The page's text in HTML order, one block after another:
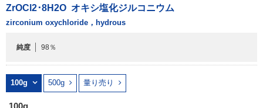
ZrOCl 2･8H2O オキシ塩化ジルコニウム
zirconium oxychloride，hydrous
純度 98％
100g 500g 量り売り
100g